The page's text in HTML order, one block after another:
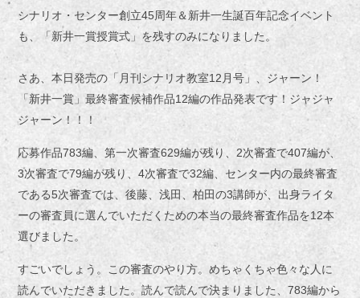
シナリオ・センター創立45周年＆新井一生誕百年記念イベント
も、「新井一賞授賞式」を残すのみになりました。
さあ、本日発売の「月刊シナリオ教室12月号」、ジャーン！
「新井一賞」最終審査候補作品12編の作品発表です！ジャジャ
ジャーン！！！
応募作品783編、第一次審査629編が残り、2次審査で407編が、
3次審査で79編が残り、4次審査で32編、センター内の最終審査
である5次審査では、後藤、浅田、柏田の3講師が、出身ライタ
ーの審査員に選んでいただくための本当の最終審査作品を12本
選びました。
すごいでしょう。この審査のやり方。めちゃくちゃ色々な人に
読んでいただきました。読んで読んで決まりました、783編から